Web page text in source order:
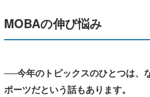
MOBAの伸び悩み
──今年のトピックスのひとつは、
ポーツだという話もあります。